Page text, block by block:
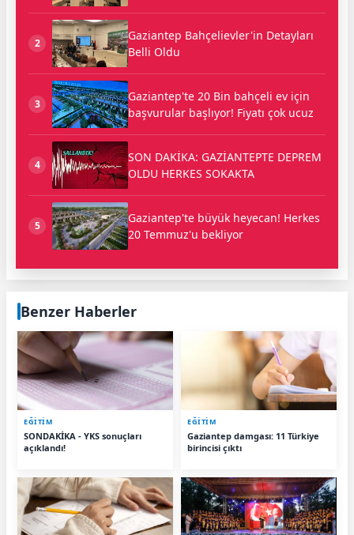
2
Gaziantep Bahçelievler'in Detayları
Belli Oldu
3
Gaziantep'te 20 Bin bahçeli ev için
başvurular başlıyor! Fiyatı çok ucuz
4
SON DAKİKA: GAZİANTEPTE DEPREM
OLDU HERKES SOKAKTA
5
Gaziantep'te büyük heyecan! Herkes
20 Temmuz'u bekliyor
Benzer Haberler
EĞİTİM
SONDAKİKA - YKS sonuçları
açıklandı!
EĞİTİM
Gaziantep damgası: 11 Türkiye
birincisi çıktı